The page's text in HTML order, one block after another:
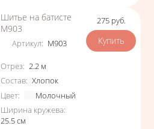
Шитье на батисте
М903
Артикул: М903
Характеристики
Отрез: 2.2 м
Состав: Хлопок
Цвет:
Молочный
Ширина кружева:
25.5см
Цена
275 руб.